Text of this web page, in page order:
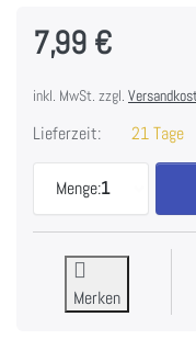
7,99 €
inkl. MwSt. zzgl.
Lieferzeit: 21 Tage
Menge:1
Merken